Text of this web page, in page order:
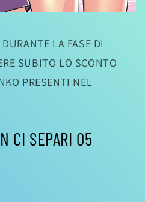
LA FASE DI
SUBITO LO SCONTO
PRESENTI NEL
CI SEPARI 05